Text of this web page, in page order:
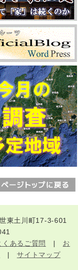
東土川町17-3-601
くあるご質問 | お
|サイトマップ